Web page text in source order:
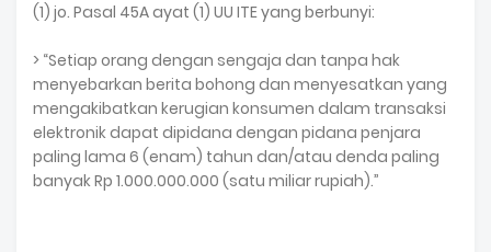
(1) jo. Pasal 45A ayat (1) UU ITE yang berbunyi:
> “Setiap orang dengan sengaja dan tanpa hak
menyebarkan berita bohong dan menyesatkan yang
mengakibatkan kerugian konsumen dalam transaksi
elektronik dapat dipidana dengan pidana penjara
paling lama 6 (enam) tahun dan/atau denda paling
banyak Rp 1.000.000.000 (satu miliar rupiah).”